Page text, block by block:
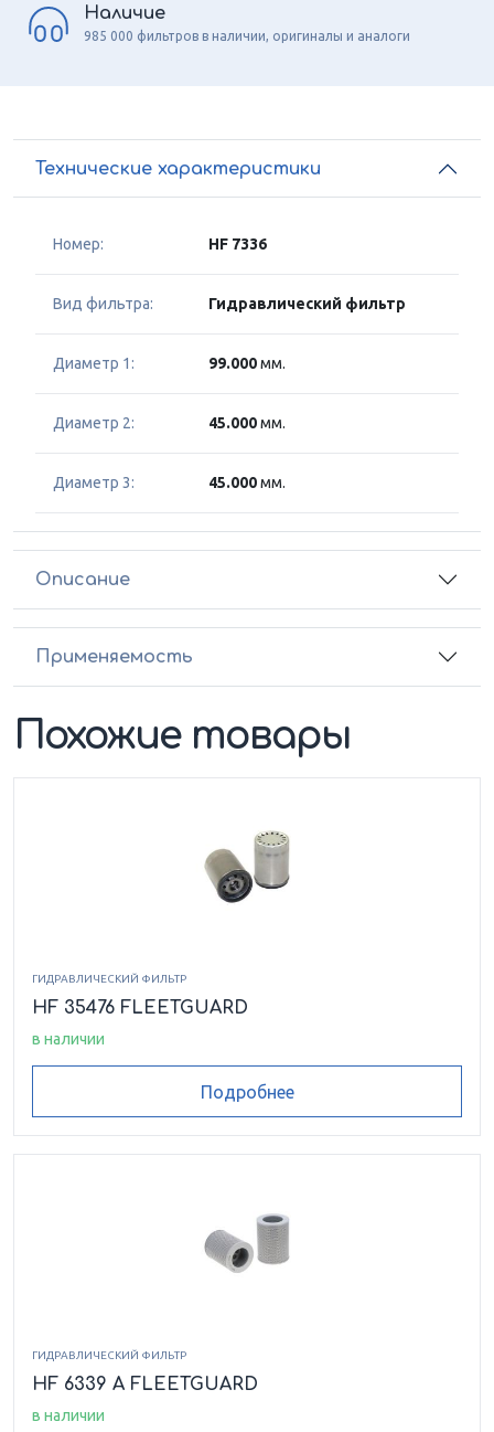
Наличие
985 000 фильтров в наличии, оригиналы и аналоги
Технические характеристики
Номер: HF 7336
Вид фильтра: Гидравлический фильтр
Диаметр 1: 99.000мм.
Диаметр 2: 45.000мм.
Диаметр 3: 45.000мм.
Описание
Применяемость
Похожие товары
ГИДРАВЛИЧЕСКИЙ ФИЛЬТР
HF 35476 FLEETGUARD
в наличии
Подробнее
ГИДРАВЛИЧЕСКИЙ ФИЛЬТР
HF 6339 A FLEETGUARD
в наличии